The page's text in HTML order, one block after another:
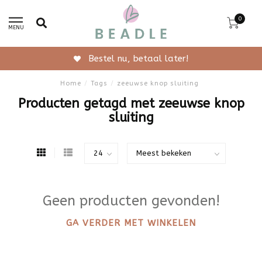
MENU
0
Bestel nu, betaal later!
Home / Tags / zeeuwse knop sluiting
Producten getagd met zeeuwse knop
sluiting
Geen producten gevonden!
GA VERDER MET WINKELEN